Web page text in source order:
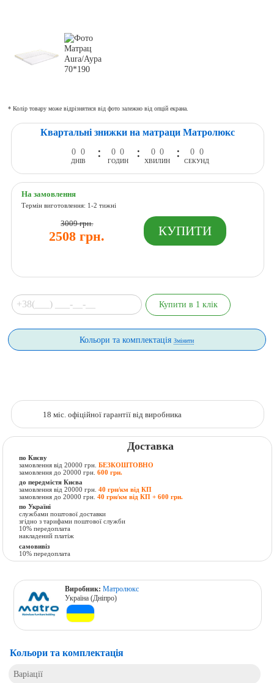
* Колір товару може відрізнятися від фото залежно від опцій екрана.
Квартальні знижки на матраци Матролюкс
0 0
ДНІВ
: 0 0
ГОДИН
: 0 0
ХВИЛИН
: 0 0
СЕКУНД
На замовлення
Термін виготовлення: 1-2 тижні
3009 грн.
2508 грн.
Кольори та комплектаціяЗмінити
18 міс. офіційної гарантії від виробника
Доставка
по Києву
замовлення від 20000 грн.БЕЗКОШТОВНО
замовлення до 20000 грн.600 грн.
до передмістя Києва
замовлення від 20000 грн.40 грн/км від КП
замовлення до 20000 грн.40 грн/км від КП + 600 грн.
по Україні
службами поштової доставки
згідно з тарифами поштової служби
10% передоплата
накладений платіж
самовивіз
10% передоплата
Виробник:Матролюкс
Україна (Дніпро)
Кольори та комплектація
Варіації